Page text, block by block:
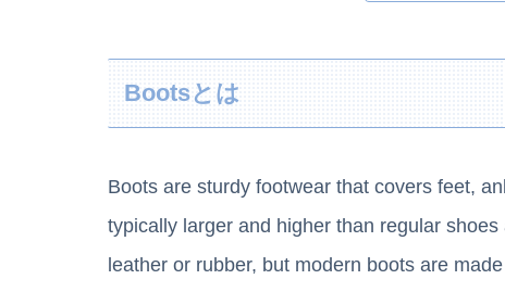
Bootsとは
Boots are sturdy footwear that covers feet,
typically larger and higher than regular
leather or rubber, but modern boots are